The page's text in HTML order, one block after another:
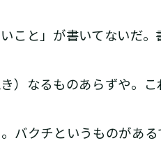
こと」が書いてないだ。
き）なるものあらずや。
バクチというものがあ